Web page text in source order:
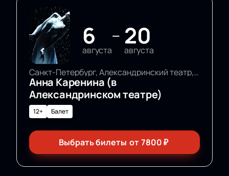
6
августа
— 20
августа
Санкт-Петербург, Александринский театр, Основная сцена
Анна Каренина (в
Александринском театре)
12+ Балет
Выбрать билеты от7800₽